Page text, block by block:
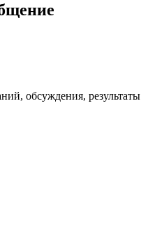
обсуждения, результаты